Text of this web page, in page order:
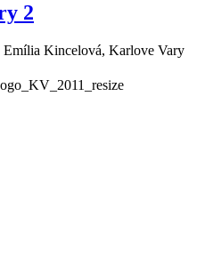
2
Emília Kincelová, Karlove Vary